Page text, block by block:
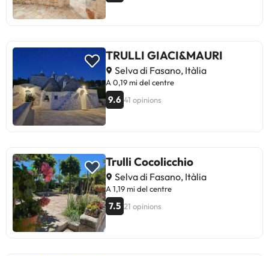
TRULLI GIACI&MAURI
Selva di Fasano, Itàlia
A 0,19 mi del centre
9.6 41 opinions
Trulli Cocolicchio
Selva di Fasano, Itàlia
A 1,19 mi del centre
7.5 21 opinions